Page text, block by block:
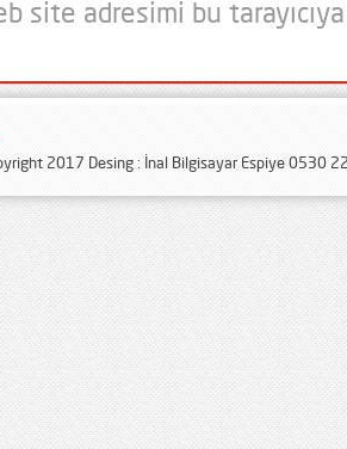
site adresimi bu
2017 Desing : İnal Bilgisayar Espiye 0530